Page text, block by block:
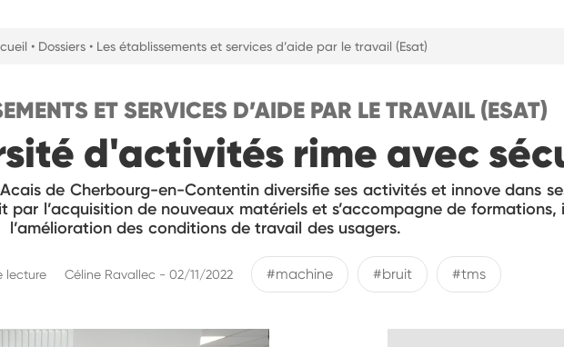
• Dossiers • Les établissements et services d’aide par le travail (Esat)
ET SERVICES D’AIDE PAR LE TRAVAIL (ESAT)
d'activités rime avec
Acais de Cherbourg-en-Contentin diversifie ses activités et innove dans
l’acquisition de nouveaux matériels et s’accompagne de
l’amélioration des conditions de travail des usagers.
lecture Céline Ravallec - 02/11/2022 #machine #bruit #tms